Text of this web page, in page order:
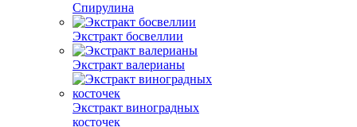
Спирулина
Экстракт босвеллии
Экстракт валерианы
Экстракт виноградных
косточек